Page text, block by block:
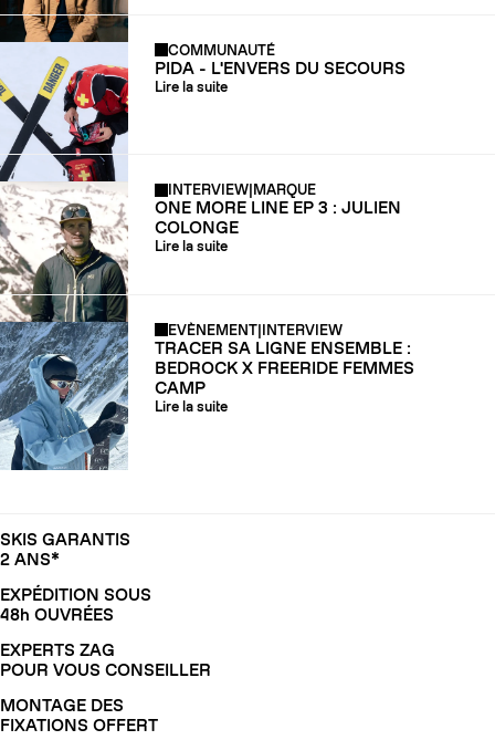
COMMUNAUTÉ
PIDA - L'ENVERS DU SECOURS
Lire la suite
INTERVIEW MARQUE
ONE MORE LINE EP 3 : JULIEN
COLONGE
Lire la suite
EVÈNEMENT|INTERVIEW
TRACER SA LIGNE ENSEMBLE :
BEDROCK X FREERIDE FEMMES
CAMP
Lire la suite
SKIS GARANTIS
2 ANS*
EXPÉDITION SOUS
48h OUVRÉES
EXPERTS ZAG
POUR VOUS CONSEILLER
MONTAGE DES
FIXATIONS OFFERT